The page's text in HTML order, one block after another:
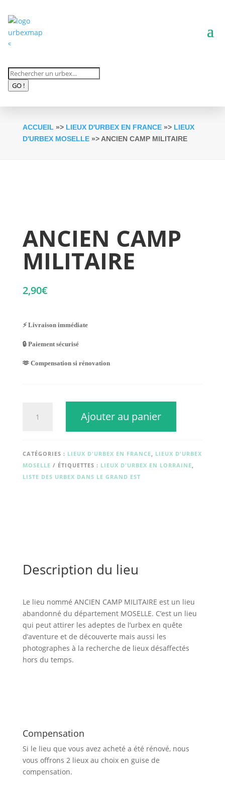
Recherche
deGO !
ACCUEIL »> LIEUX D'URBEX EN FRANCE»> LIEUX
D'URBEX MOSELLE»> ANCIEN CAMP MILITAIRE
ANCIEN CAMP
MILITAIRE
2,90€
⚡ Livraison immédiate
🔒 Paiement sécurisé
🫶 Compensation si rénovation
MILITAIRE
Ajouter au panier
CATÉGORIES : LIEUX D'URBEX EN FRANCE, LIEUX D'URBEX
MOSELLE
ÉTIQUETTES : LIEUX D'URBEX EN LORRAINE,
LISTE DES URBEX DANS LE GRAND EST
Description du lieu
Le lieu nommé ANCIEN CAMP MILITAIRE est un lieu
abandonné du département MOSELLE. C’est un lieu
qui peut attirer les adeptes de l’urbex en quête
d’aventure et de découverte mais aussi les
photographes à la recherche de lieux désaffectés
hors du temps.
Compensation
Si le lieu que vous avez acheté a été rénové, nous
vous offrons 2 lieux au choix en guise de
compensation.